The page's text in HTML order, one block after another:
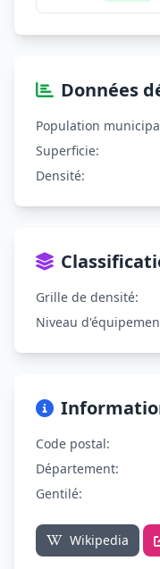
Données
Population
Superficie:
Densité:
Grille de densité:
Niveau
Code postal:
Département:
Gentilé:
Wikipedia